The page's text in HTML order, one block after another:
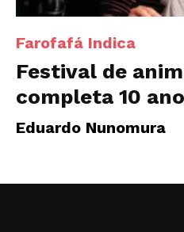
Farofafá Indica
Festival de
completa 10
Eduardo Nunomura